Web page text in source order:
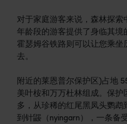
对于家庭游客来说，森林探索
年龄段的游客提供了身临其境
霍瑟姆谷铁路则可以让您乘坐
去。
附近的莱恩普尔保护区)占地
美叶桉和万万杜林组成。保护
多，从珍稀的红尾黑凤头鹦
到针鼹（nyingarn），一条备